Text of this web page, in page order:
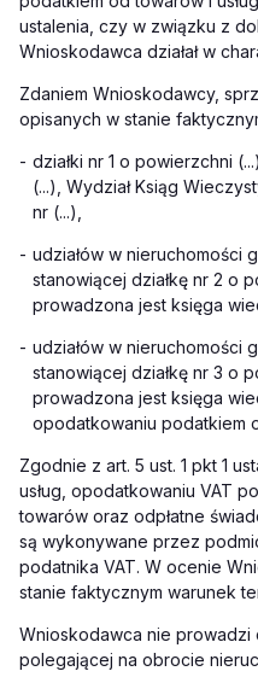
ustalenia, czy w związku z
Wnioskodawca działał w
Zdaniem Wnioskodawcy,
opisanych w stanie
- działki nr 1 o powierzchni
(...), Wydział Ksiąg
nr (...),
- udziałów w nieruchomości
stanowiącej działkę nr 2 o
prowadzona jest księga
- udziałów w nieruchomości
stanowiącej działkę nr 3 o
prowadzona jest księga
opodatkowaniu podatkiem
Zgodnie z art. 5 ust. 1 pkt 1
usług, opodatkowaniu VAT
towarów oraz odpłatne
są wykonywane przez
podatnika VAT. W ocenie
stanie faktycznym warunek
Wnioskodawca nie prowadzi
polegającej na obrocie